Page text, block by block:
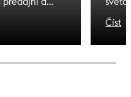
predajni a
Zážitky, na
myslíte.
meno
Číst